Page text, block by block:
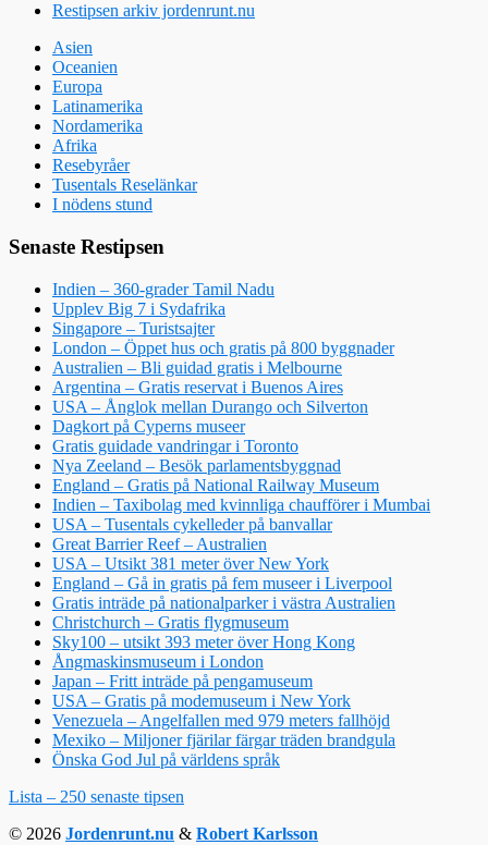
Restipsen arkiv jordenrunt.nu
Asien
Oceanien
Europa
Latinamerika
Nordamerika
Afrika
Resebyråer
Tusentals Reselänkar
I nödens stund
Senaste Restipsen
Indien – 360-grader Tamil Nadu
Upplev Big 7 i Sydafrika
Singapore – Turistsajter
London – Öppet hus och gratis på 800 byggnader
Australien – Bli guidad gratis i Melbourne
Argentina – Gratis reservat i Buenos Aires
USA – Ånglok mellan Durango och Silverton
Dagkort på Cyperns museer
Gratis guidade vandringar i Toronto
Nya Zeeland – Besök parlamentsbyggnad
England – Gratis på National Railway Museum
Indien – Taxibolag med kvinnliga chaufförer i Mumbai
USA – Tusentals cykelleder på banvallar
Great Barrier Reef – Australien
USA – Utsikt 381 meter över New York
England – Gå in gratis på fem museer i Liverpool
Gratis inträde på nationalparker i västra Australien
Christchurch – Gratis flygmuseum
Sky100 – utsikt 393 meter över Hong Kong
Ångmaskinsmuseum i London
Japan – Fritt inträde på pengamuseum
USA – Gratis på modemuseum i New York
Venezuela – Angelfallen med 979 meters fallhöjd
Mexiko – Miljoner fjärilar färgar träden brandgula
Önska God Jul på världens språk
Lista – 250 senaste tipsen
© 2026 Jordenrunt.nu & Robert Karlsson